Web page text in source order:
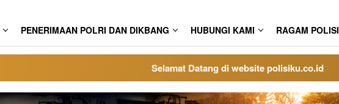
PENERIMAAN POLRI DAN DIKBANG HUBUNGI KAMI RAGAM POLISI
Selamat Datang di website polisiku.co.id